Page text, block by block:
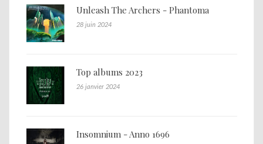
Unleash The Archers - Phantoma
28 juin 2024
Top albums 2023
26 janvier 2024
Insomnium - Anno 1696